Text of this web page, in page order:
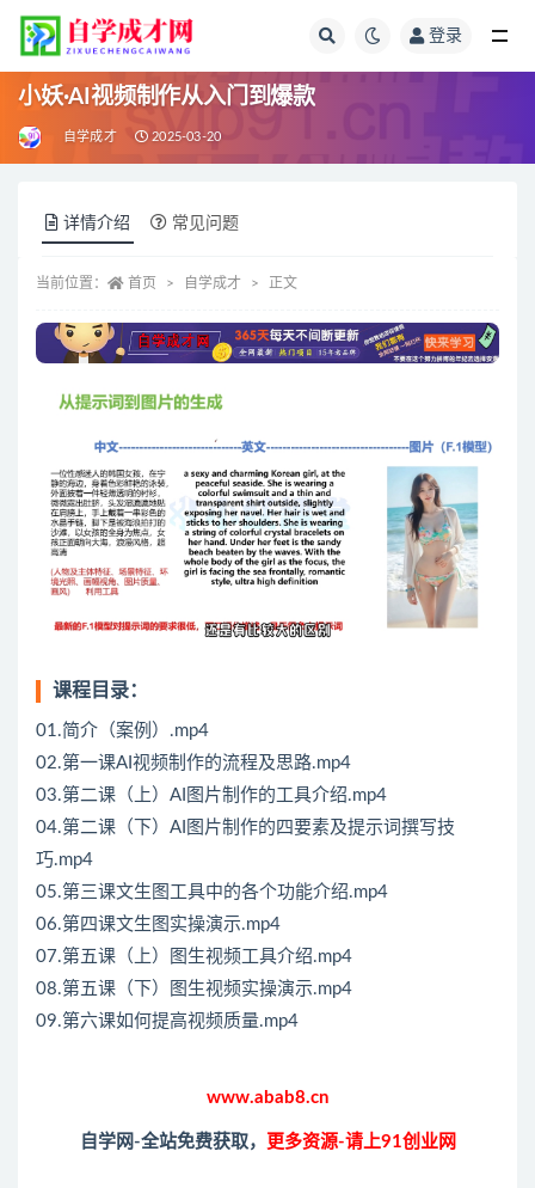
登录
小妖·AI视频制作从入门到爆款
自学成才 2025-03-20
详情介绍 常见问题
当前位置： 首页 自学成才 正文
课程目录：
01.简介（案例）.mp4
02.第一课AI视频制作的流程及思路.mp4
03.第二课（上）AI图片制作的工具介绍.mp4
04.第二课（下）AI图片制作的四要素及提示词撰写技
巧.mp4
05.第三课文生图工具中的各个功能介绍.mp4
06.第四课文生图实操演示.mp4
07.第五课（上）图生视频工具介绍.mp4
08.第五课（下）图生视频实操演示.mp4
09.第六课如何提高视频质量.mp4
www.abab8.cn
自学网-全站免费获取， 更多资源-请上91创业网